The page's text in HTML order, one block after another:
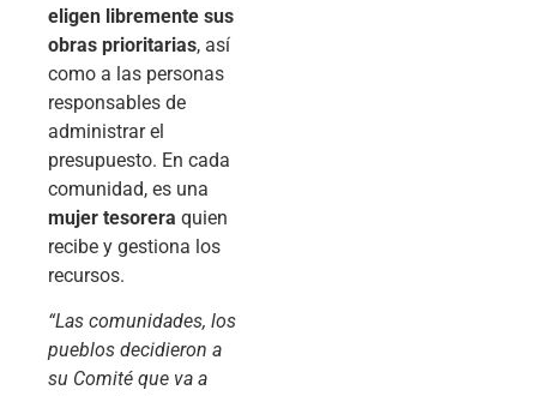
eligen libremente sus
obras prioritarias, así
como a las personas
responsables de
administrar el
presupuesto. En cada
comunidad, es una
mujer tesorera quien
recibe y gestiona los
recursos.
“Las comunidades, los
pueblos decidieron a
su Comité que va a